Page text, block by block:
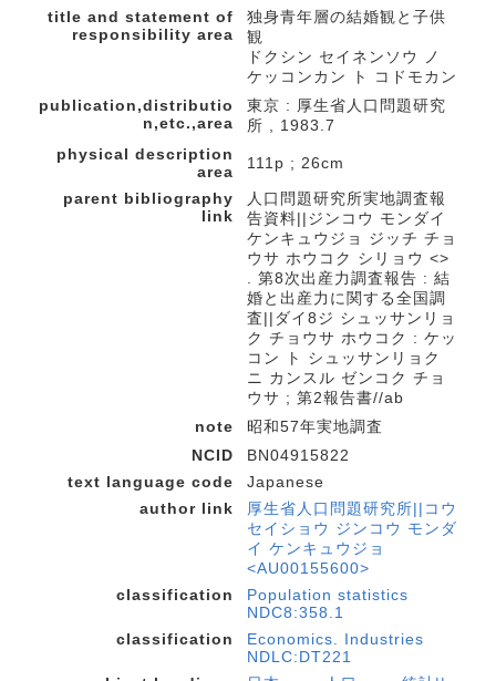
title and statement of
responsibility area
独身青年層の結婚観と子供
観
ドクシン セイネンソウ ノ
ケッコンカン ト コドモカン
publication,distributio
n,etc.,area
東京 : 厚生省人口問題研究
所 , 1983.7
physical description
area
111p ; 26cm
parent bibliography
link
人口問題研究所実地調査報
告資料||ジンコウ モンダイ
ケンキュウジョ ジッチ チョ
ウサ ホウコク シリョウ <>
. 第8次出産力調査報告 : 結
婚と出産力に関する全国調
査||ダイ8ジ シュッサンリョ
ク チョウサ ホウコク : ケッ
コン ト シュッサンリョク
ニ カンスル ゼンコク チョ
ウサ ; 第2報告書//ab
note
昭和57年実地調査
NCID
BN04915822
text language code
Japanese
author link
厚生省人口問題研究所||コウ
セイショウ ジンコウ モンダ
イ ケンキュウジョ
<AU00155600>
classification
Population statistics
NDC8:358.1
classification
Economics. Industries
NDLC:DT221